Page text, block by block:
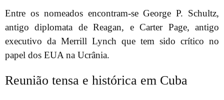
Entre os nomeados encontram-se George P. Schultz,
antigo diplomata de Reagan, e Carter Page, antigo
executivo da Merrill Lynch que tem sido crítico no
papel dos EUA na Ucrânia.
Reunião tensa e histórica em Cuba